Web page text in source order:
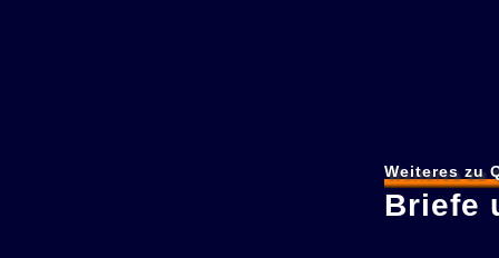
Weiteres zu
Briefe